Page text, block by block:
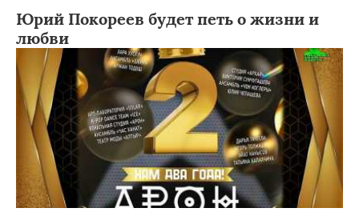
Юрий Покореев будет петь о жизни и
любви